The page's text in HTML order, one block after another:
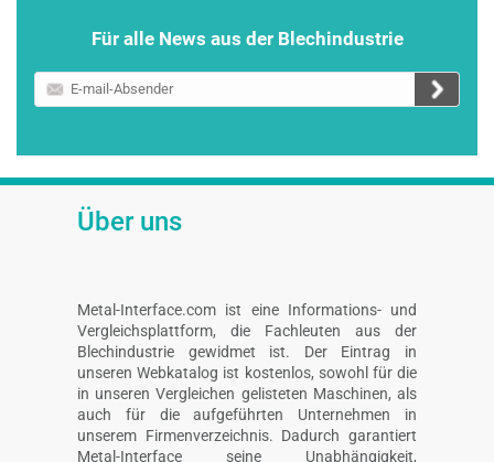
Für alle News aus der Blechindustrie
E-
mail-
Über uns
Metal-Interface.com ist eine Informations- und
Vergleichsplattform, die Fachleuten aus der
Blechindustrie gewidmet ist. Der Eintrag in
unseren Webkatalog ist kostenlos, sowohl für die
in unseren Vergleichen gelisteten Maschinen, als
auch für die aufgeführten Unternehmen in
unserem Firmenverzeichnis. Dadurch garantiert
Metal-Interface seine Unabhängigkeit,